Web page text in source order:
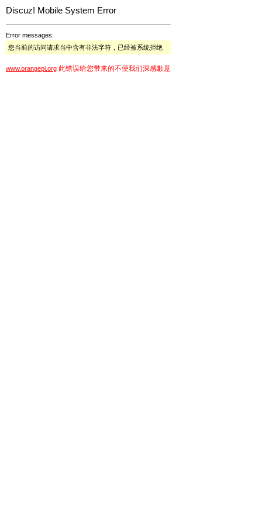
Discuz! Mobile System Error
Error messages:
您当前的访问请求当中含有非法字符，已经被系统拒绝
www.orangepi.org 此错误给您带来的不便我们深感歉意